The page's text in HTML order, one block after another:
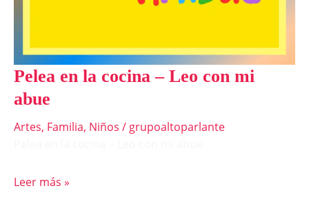
Pelea en la cocina – Leo con mi
abue
Artes, Familia, Niños / grupoaltoparlante
Leer más »